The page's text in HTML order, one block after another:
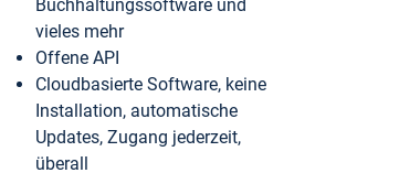
Buchhaltungssoftware und
vieles mehr
Offene API
Cloudbasierte Software, keine
Installation, automatische
Updates, Zugang jederzeit,
überall